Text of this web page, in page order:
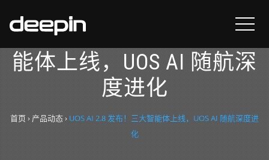
UOS AI 2.8 发布！三大智
能体上线，UOS AI 随航深
度进化
首页› 产品动态› UOS AI 2.8 发布！三大智能体上线，UOS AI 随航深度进
化